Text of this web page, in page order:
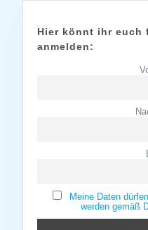
Hier könnt ihr euch
anmelden:
Meine Daten
werden gemäß